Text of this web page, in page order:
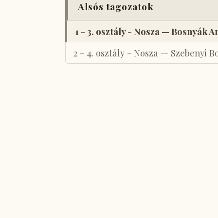
Alsós tagozatok
1 - 3. osztály - Nosza — Bosnyák
2 - 4. osztály - Nosza — Szebenyi